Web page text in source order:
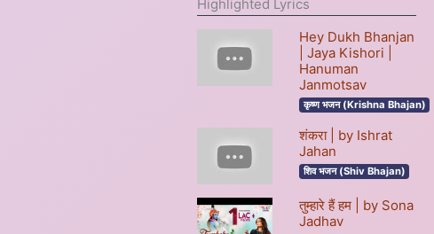
Highlighted Lyrics
Hey Dukh Bhanjan
| Jaya Kishori |
Hanuman
Janmotsav
कृष्ण भजन (Krishna Bhajan)
शंकरा | by Ishrat
Jahan
शिव भजन (Shiv Bhajan)
तुम्हारे हैं हम | by Sona
Jadhav